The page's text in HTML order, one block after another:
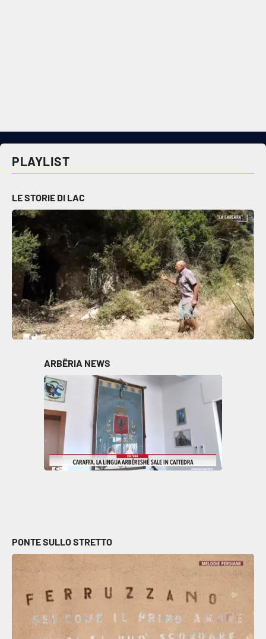
Cultura
Economia e Lavoro
Politica
Sanità
Società
Sport
RUBRICHE
Parchi Marini Calabria
Leggendo Alvaro insieme
Imprese Di Calabria
LaC TV
LaC Network
PLAYLIST
LE STORIE DI LAC
ARBËRIA NEWS
PONTE SULLO STRETTO